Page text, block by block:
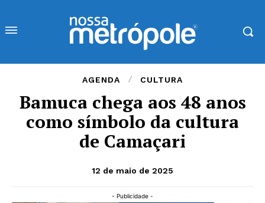
AGENDA CULTURA
Bamuca chega aos 48 anos
como símbolo da cultura
de Camaçari
12 de maio de 2025
- Publicidade -